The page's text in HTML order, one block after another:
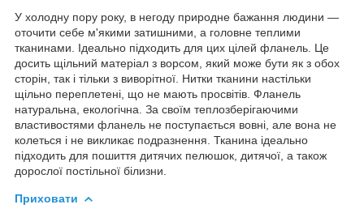
У холодну пору року, в негоду природне бажання людини ―
оточити себе м'якими затишними, а головне теплими
тканинами. Ідеально підходить для цих цілей фланель. Це
досить щільний матеріал з ворсом, який може бути як з обох
сторін, так і тільки з виворітної. Нитки тканини настільки
щільно переплетені, що не мають просвітів. Фланель
натуральна, екологічна. За своїм теплозберігаючими
властивостями фланель не поступається вовні, але вона не
колеться і не викликає подразнення. Тканина ідеально
підходить для пошиття дитячих пелюшок, дитячої, а також
дорослої постільної білизни.
Приховати